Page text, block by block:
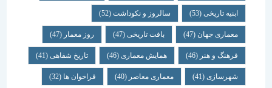
ابنیه تاریخی(53) سالروز و نکوداشت(52)
معماری جهان (47) بافت تاریخی(47) روز معمار(47)
فرهنگ و هنر(46) همایش معماری (46) تاریخ شفاهی (41)
شهرسازی(41) معماری معاصر(40) فراخوان ها(32)